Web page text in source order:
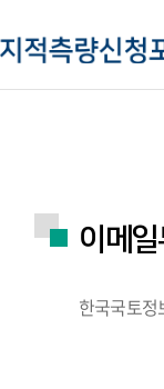
이메
한국국토정